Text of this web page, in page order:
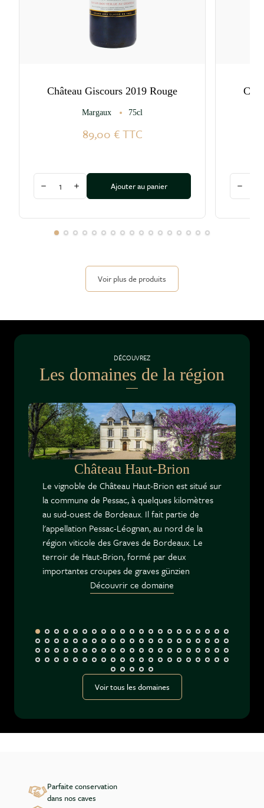
Château Giscours 2019 Rouge
Margaux 75cl
89,00 €TTC
Quantité
Diminuer la quantité
Augmenter la quantité
Ajouter au panier
Quantité
Voir plus de produits
DÉCOUVREZ
Les domaines de la région
Château Haut-Brion
Le vignoble de Château Haut-Brion est situé sur
la commune de Pessac, à quelques kilomètres
au sud-ouest de Bordeaux. Il fait partie de
l'appellation Pessac-Léognan, au nord de la
région viticole des Graves de Bordeaux. Le
terroir de Haut-Brion, formé par deux
importantes croupes de graves günzien
Découvrir ce domaine
Voir tous les domaines
Parfaite conservation
dans nos caves